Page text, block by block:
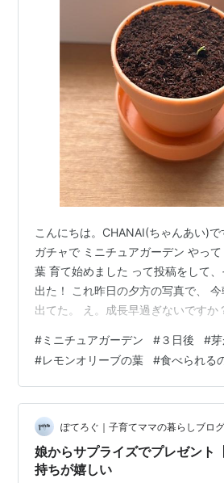
こんにちは。CHANAI(ちゃんあい)
ガチャで ミニチュアガーデン やっ
葉 育て始めました って投稿をして
出た！ これ昨日の夕方の写真で、
出てた。 え。成長早過ぎないですか
ゃんと成長しそうな予感です。 で！
葉って、どこで どやって 何に使うん
ず、食べれるのでしょうか？笑 しっ
ゃ…。 今日の京丹後市は 雨です。
います。 今日は１日中 雨らしいで
#ミニチュアガーデン #３日後 #
#レモンオリーブの葉 #食べられる
ぽてろぐ｜子育てママの暮らしブロ
娘からサプライズでプレゼント
持ちが嬉しい